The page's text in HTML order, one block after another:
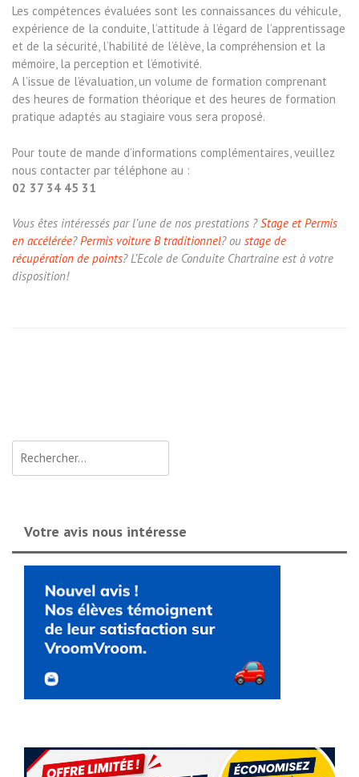
Les compétences évaluées sont les connaissances du véhicule,
expérience de la conduite, l’attitude à l’égard de l’apprentissage
et de la sécurité, l’habilité de l’élève, la compréhension et la
mémoire, la perception et l’émotivité.
A l’issue de l’évaluation, un volume de formation comprenant
des heures de formation théorique et des heures de formation
pratique adaptés au stagiaire vous sera proposé.
Pour toute de mande d’informations complémentaires, veuillez
nous contacter par téléphone au :
02 37 34 45 31
Vous êtes intéressés par l’une de nos prestations ?Stage et Permis
en accélérée?Permis voiture B traditionnel? ou stage de
récupération de points? L’Ecole de Conduite Chartraine est à votre
disposition!
Votre avis nous intéresse